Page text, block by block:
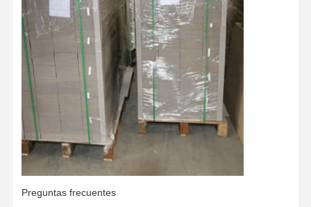
Preguntas frecuentes